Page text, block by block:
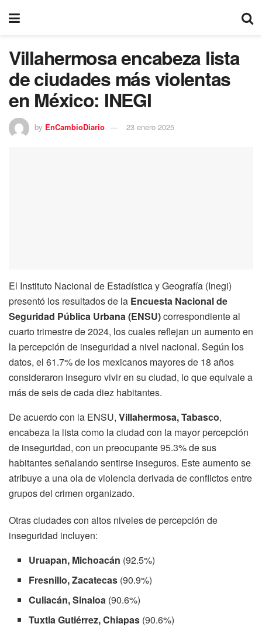
Villahermosa encabeza lista
de ciudades más violentas
en México: INEGI
by EnCambioDiario 23 enero 2025
El Instituto Nacional de Estadística y Geografía (Inegi)
presentó los resultados de la Encuesta Nacional de
Seguridad Pública Urbana (ENSU)correspondiente al
cuarto trimestre de 2024, los cuales reflejan un aumento en
la percepción de inseguridad a nivel nacional. Según los
datos, el 61.7% de los mexicanos mayores de 18 años
consideraron inseguro vivir en su ciudad, lo que equivale a
más de seis de cada diez habitantes.
De acuerdo con la ENSU, Villahermosa, Tabasco,
encabeza la lista como la ciudad con la mayor percepción
de inseguridad, con un preocupante 95.3% de sus
habitantes señalando sentirse inseguros. Este aumento se
atribuye a una ola de violencia derivada de conflictos entre
grupos del crimen organizado.
Otras ciudades con altos niveles de percepción de
inseguridad incluyen:
Uruapan, Michoacán (92.5%)
Fresnillo, Zacatecas (90.9%)
Culiacán, Sinaloa (90.6%)
Tuxtla Gutiérrez, Chiapas (90.6%)